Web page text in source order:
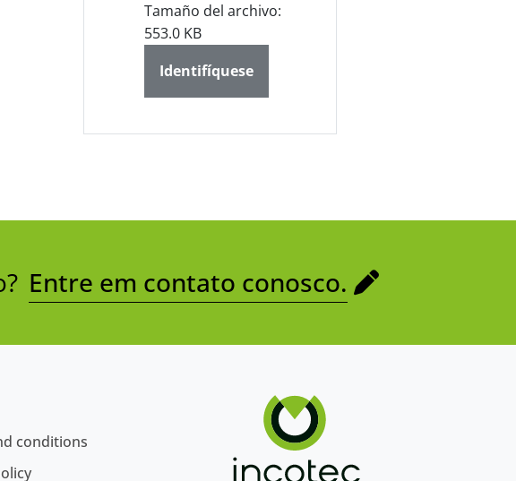
Tamaño del archivo:
553.0 KB
Identifíquese
Entre em contato conosco.
conditions